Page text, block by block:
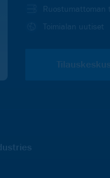
Ruostumattoman
Toimialan uutiset
Tilauskeskus